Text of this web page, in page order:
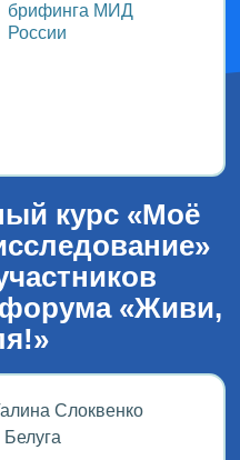
брифинга МИД
России
мир
курс «Моё
форума «Живи,
Слоквенко